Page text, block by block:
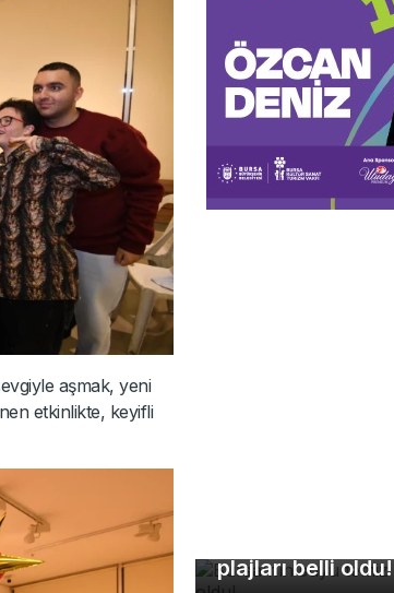
aşmak, yeni
etkinlikte, keyifli
plajları belli oldu!